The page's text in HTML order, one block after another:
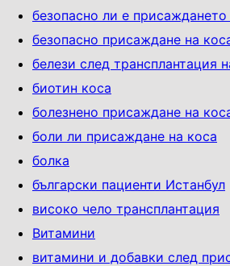
безопасно ли е присаждането
безопасно присаждане на
белези след трансплантация
биотин коса
болезнено присаждане на
боли ли присаждане на коса
болка
български пациенти Истанбул
високо чело трансплантация
Витамини
витамини и добавки след